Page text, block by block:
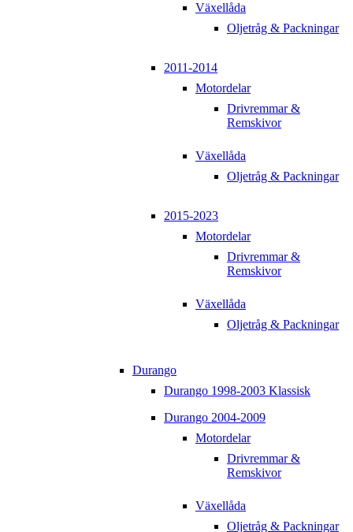
Växellåda
Oljetråg & Packningar
2011-2014
Motordelar
Drivremmar &
Remskivor
Växellåda
Oljetråg & Packningar
2015-2023
Motordelar
Drivremmar &
Remskivor
Växellåda
Oljetråg & Packningar
Durango
Durango 1998-2003 Klassisk
Durango 2004-2009
Motordelar
Drivremmar &
Remskivor
Växellåda
Oljetråg & Packningar